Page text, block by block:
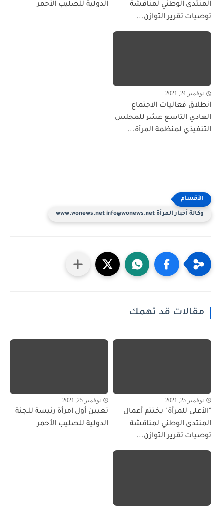
المنتدى الوطني لمناقشة
توصيات تقرير التوازن...
الدولية للصليب الأحمر
نوفمبر 24, 2021
انطلاق فعاليات الاجتماع
العادي التاسع عشر للمجلس
التنفيذي لمنظمة المرأة...
وكالة أخبار المرأة www.wonews.net info@wonews.net
مقالات قد تهمك
نوفمبر 25, 2021
"الأعلى للمرأة" يختتم أعمال
المنتدى الوطني لمناقشة
توصيات تقرير التوازن...
نوفمبر 25, 2021
تعيين أول امرأة رئيسة للجنة
الدولية للصليب الأحمر